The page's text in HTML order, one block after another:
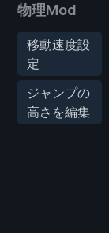
物理Mod
移動速度設
定
ジャンプの
高さを編集